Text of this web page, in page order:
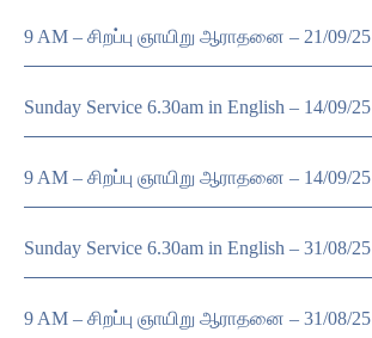
9 AM – சிறப்பு ஞாயிறு ஆராதனை – 21/09/25
Sunday Service 6.30am in English – 14/09/25
9 AM – சிறப்பு ஞாயிறு ஆராதனை – 14/09/25
Sunday Service 6.30am in English – 31/08/25
9 AM – சிறப்பு ஞாயிறு ஆராதனை – 31/08/25